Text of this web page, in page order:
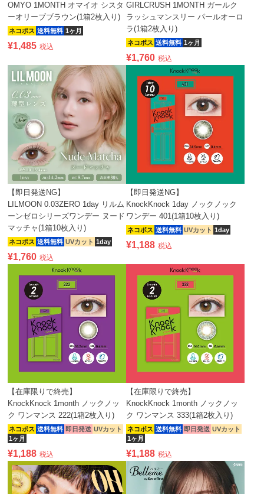
OMYO 1MONTH オマイオ シスタ
ーオリーブブラウン(1箱2枚入り)
ネコポス 送料無料 1ヶ月
¥1,485 税込
GIRLCRUSH 1MONTH ガールク
ラッシュマンスリー パールオーロ
ラ(1箱2枚入り)
ネコポス 送料無料 1ヶ月
¥1,760 税込
【即日発送NG】
LILMOON 0.03ZERO 1day リルム
ーンゼロシリーズワンデー ヌード
マッチャ(1箱10枚入り)
ネコポス 送料無料 UVカット 1day
¥1,760 税込
【即日発送NG】
KnockKnock 1day ノックノック
ワンデー 401(1箱10枚入り)
ネコポス 送料無料 UVカット 1day
¥1,188 税込
【在庫限りで終売】
KnockKnock 1month ノックノッ
ク ワンマンス 222(1箱2枚入り)
ネコポス 送料無料 即日発送 UVカット
1ヶ月
¥1,188 税込
【在庫限りで終売】
KnockKnock 1month ノックノッ
ク ワンマンス 333(1箱2枚入り)
ネコポス 送料無料 即日発送 UVカット
1ヶ月
¥1,188 税込